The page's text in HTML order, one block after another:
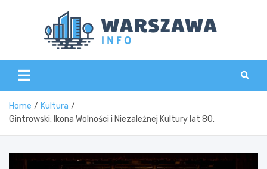
Home
Kultura
Gintrowski: Ikona Wolności i Niezależnej Kultury lat 80.